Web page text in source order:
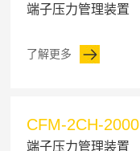
端子压力管理装置
了解更多
CFM-2CH-2000
端子压力管理装置